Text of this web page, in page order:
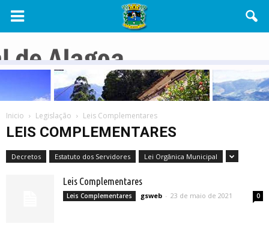
Câmara
Municipal
Alagoa
Inicio Legislação Leis Complementares
LEIS COMPLEMENTARES
Decretos Estatuto dos Servidores Lei Orgânica Municipal
Leis Complementares
Leis Complementares gsweb - 23 de maio de 2021 0